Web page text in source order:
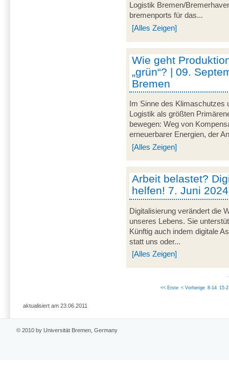
Logistik Bremen/
bremenports für das...
[Alles Zeigen]
Wie geht
„grün“? | 09.
Bremen
Im Sinne des Klimaschutzes
Logistik als größten
bewegen: Weg von
erneuerbarer Energien, der
[Alles Zeigen]
Arbeit belastet?
helfen! 7. Juni
Digitalisierung verändert die
unseres Lebens. Sie
Künftig auch indem digitale
statt uns oder...
[Alles Zeigen]
<< Erste < Vorherige 8-14 15-
aktualisiert am 23.06.2011
© 2010 by Universität Bremen, Germany